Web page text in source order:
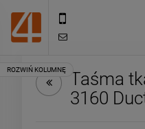
Taśma
3160